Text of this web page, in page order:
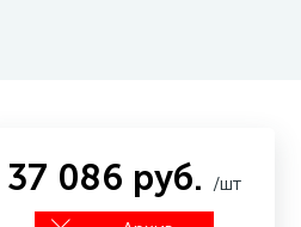
37 086 руб. /шт